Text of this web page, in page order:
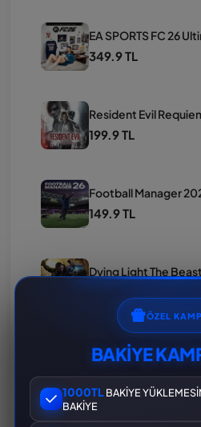
EA SPORTS FC 26
349.9 TL
Resident Evil
199.9 TL
Football Manager
149.9 TL
Dying Light The
The Last Of Us Part 2
ÖZEL
BAKİYE
1000TLBAKİYE
BAKİYE